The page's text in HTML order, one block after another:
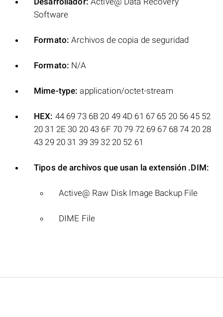
Software
Formato: Archivos de copia de seguridad
Formato: N/A
Mime-type: application/octet-stream
HEX: 44 69 73 6B 20 49 4D 61 67 65 20 56 45 52
20 31 2E 30 20 43 6F 70 79 72 69 67 68 74 20 28
43 29 20 31 39 39 32 20 52 61
Tipos de archivos que usan la extensión .DIM:
Active@ Raw Disk Image Backup File
DIME File